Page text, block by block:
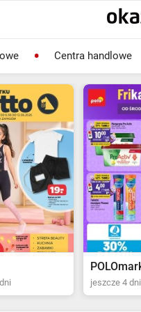
Centra handlowe
Kaufland
jeszcze 4 dni